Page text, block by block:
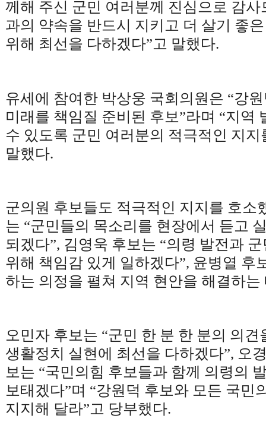
께해 주신 군민 여러분께 진심으로 감사
과의 약속을 반드시 지키고 더 살기 좋
위해 최선을 다하겠다”고 말했다.
유세에 참여한 박상웅 국회의원은 “강
미래를 책임질 준비된 후보”라며 “지역
수 있도록 군민 여러분의 적극적인 지
말했다.
군의원 후보들도 적극적인 지지를 호소
는 “군민들의 목소리를 현장에서 듣고
되겠다”, 김영욱 후보는 “의령 발전과
위해 책임감 있게 일하겠다”, 윤병열 후
하는 의정을 펼쳐 지역 현안을 해결하는
오민자 후보는 “군민 한 분 한 분의 의견
생활정치 실현에 최선을 다하겠다”, 오
보는 “국민의힘 후보들과 함께 의령의
보태겠다”며 “강원덕 후보와 모든 국민
지지해 달라”고 당부했다.